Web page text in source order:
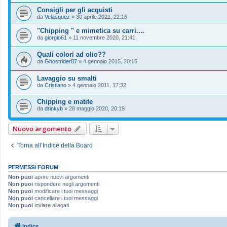
Consigli per gli acquisti
da Velasquez » 30 aprile 2021, 22:16
"Chipping " e mimetica su carri....
da giorgio61 » 11 novembre 2020, 21:41
Quali colori ad olio??
da Ghostrider87 » 4 gennaio 2015, 20:15
Lavaggio su smalti
da Cristiano » 4 gennaio 2011, 17:32
Chipping e matite
da drinkyb » 28 maggio 2020, 20:19
Nuovo argomento
Torna all’Indice della Board
PERMESSI FORUM
Non puoi aprire nuovi argomenti
Non puoi rispondere negli argomenti
Non puoi modificare i tuoi messaggi
Non puoi cancellare i tuoi messaggi
Non puoi inviare allegati